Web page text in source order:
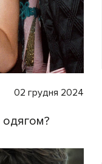
02 грудня 2024
одягом?